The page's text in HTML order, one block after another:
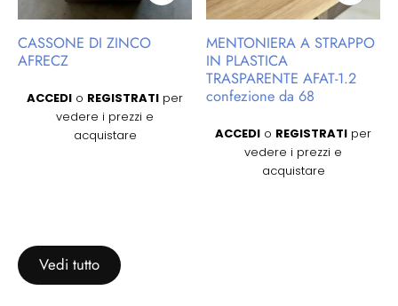
CASSONE DI ZINCO
AFRECZ
ACCEDI o REGISTRATI per
vedere i prezzi e
acquistare
MENTONIERA A STRAPPO
IN PLASTICA
TRASPARENTE AFAT-1.2
confezione da 68
ACCEDI o REGISTRATI per
vedere i prezzi e
acquistare
Vedi tutto